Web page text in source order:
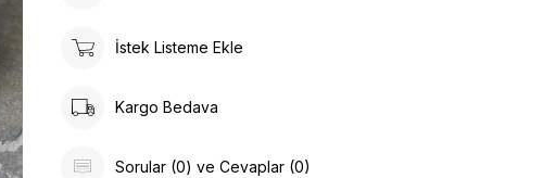
İstek Listeme Ekle
Kargo Bedava
Sorular (0) ve Cevaplar (0)